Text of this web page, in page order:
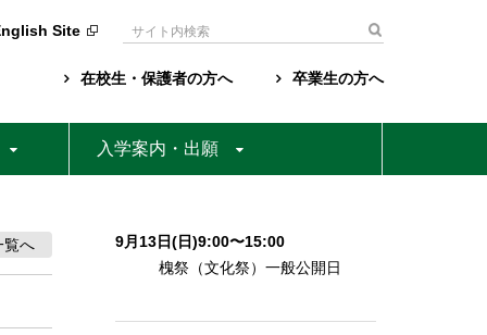
Site
検
在校生・保護者の方へ 卒業生の方へ
入学案内・出願
覧へ
9月13日(日)9:00〜15:00
槐祭（文化祭）一般公開日